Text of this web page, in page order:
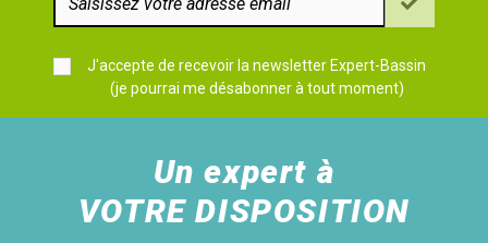
J'accepte de recevoir la newsletter Expert-Bassin
(je pourrai me désabonner à tout moment)
Un expert à
VOTRE DISPOSITION